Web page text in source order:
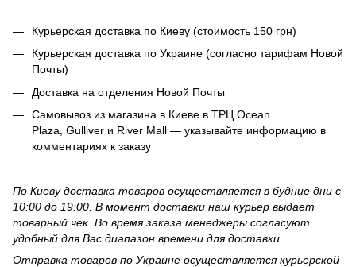
Курьерская доставка по Киеву (стоимость 150 грн)
Курьерская доставка по Украине (согласно тарифам Новой
Почты)
Доставка на отделения Новой Почты
Самовывоз из магазина в Киеве в ТРЦ Ocean
Plaza, Gulliver и River Mall — указывайте информацию в
комментариях к заказу
По Киеву доставка товаров осуществляется в будние дни с
10:00 до 19:00. В момент доставки наш курьер выдает
товарный чек. Во время заказа менеджеры согласуют
удобный для Вас диапазон времени для доставки.
Отправка товаров по Украине осуществляется курьерской